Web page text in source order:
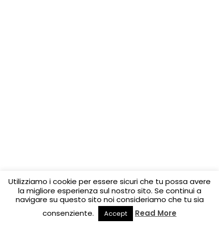
Utilizziamo i cookie per essere sicuri che tu possa avere
la migliore esperienza sul nostro sito. Se continui a
navigare su questo sito noi consideriamo che tu sia
consenziente.
Accept Read More